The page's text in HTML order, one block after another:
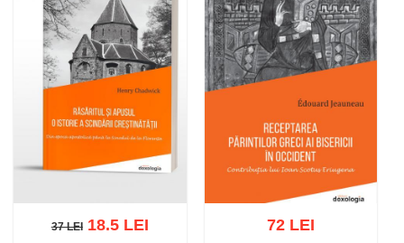
37 LEI
37 LEI18.5 LEI 72 LEI